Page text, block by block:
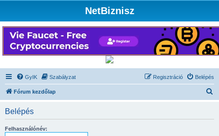
NetBiznisz
GyIK Szabályzat Belépés
Regisztráció
Fórum kezdőlap
Belépés
Felhasználónév: